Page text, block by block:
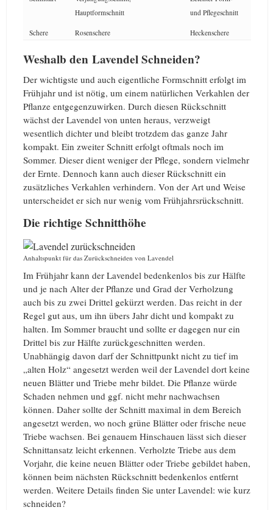
Hauptformschnitt
und Pflegeschnitt
Schere Rosenschere Heckenschere
Weshalb den Lavendel Schneiden?
Der wichtigste und auch eigentliche Formschnitt erfolgt im
Frühjahr und ist nötig, um einem natürlichen Verkahlen der
Pflanze entgegenzuwirken. Durch diesen Rückschnitt
wächst der Lavendel von unten heraus, verzweigt
wesentlich dichter und bleibt trotzdem das ganze Jahr
kompakt. Ein zweiter Schnitt erfolgt oftmals noch im
Sommer. Dieser dient weniger der Pflege, sondern vielmehr
der Ernte. Dennoch kann auch dieser Rückschnitt ein
zusätzliches Verkahlen verhindern. Von der Art und Weise
unterscheidet er sich nur wenig vom Frühjahrsrückschnitt.
Die richtige Schnitthöhe
Anhaltspunkt für das Zurückschneiden von Lavendel
Im Frühjahr kann der Lavendel bedenkenlos bis zur Hälfte
und je nach Alter der Pflanze und Grad der Verholzung
auch bis zu zwei Drittel gekürzt werden. Das reicht in der
Regel gut aus, um ihn übers Jahr dicht und kompakt zu
halten. Im Sommer braucht und sollte er dagegen nur ein
Drittel bis zur Hälfte zurückgeschnitten werden.
Unabhängig davon darf der Schnittpunkt nicht zu tief im
„alten Holz“ angesetzt werden weil der Lavendel dort keine
neuen Blätter und Triebe mehr bildet. Die Pflanze würde
Schaden nehmen und ggf. nicht mehr nachwachsen
können. Daher sollte der Schnitt maximal in dem Bereich
angesetzt werden, wo noch grüne Blätter oder frische neue
Triebe wachsen. Bei genauem Hinschauen lässt sich dieser
Schnittansatz leicht erkennen. Verholzte Triebe aus dem
Vorjahr, die keine neuen Blätter oder Triebe gebildet haben,
können beim nächsten Rückschnitt bedenkenlos entfernt
werden. Weitere Details finden Sie unter Lavendel: wie kurz
schneiden?